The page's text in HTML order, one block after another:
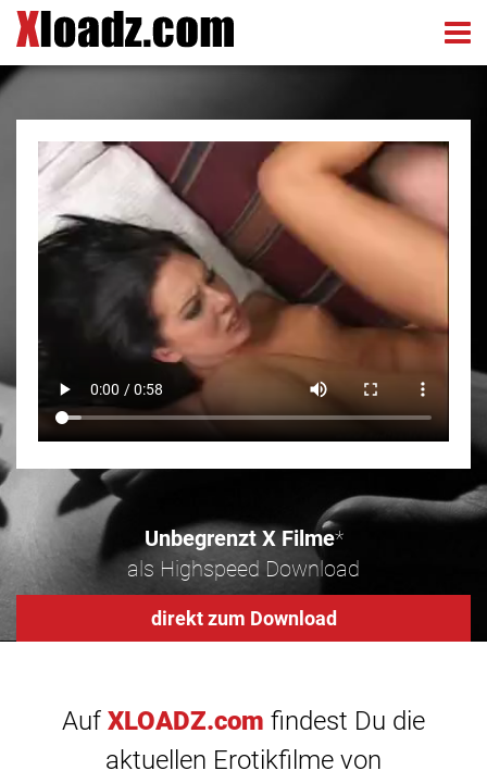
Unbegrenzt X Filme*
als Highspeed Download
direkt zum Download
Auf XLOADZ.com findest Du die
aktuellen Erotikfilme von